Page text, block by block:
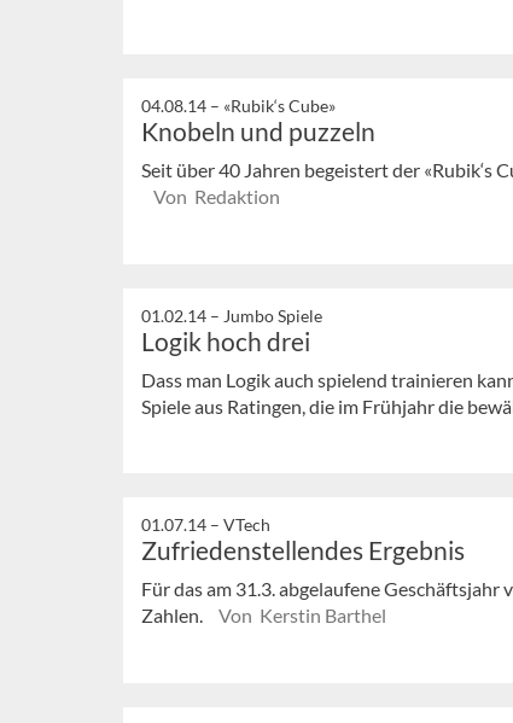
04.08.14 – «Rubik‘s Cube»
Knobeln und puzzeln
Seit über 40 Jahren begeistert der «Rubik‘s
Von Redaktion
01.02.14 – Jumbo Spiele
Logik hoch drei
Dass man Logik auch spielend trainieren
Spiele aus Ratingen, die im Frühjahr die
01.07.14 – VTech
Zufriedenstellendes Ergebnis
Für das am 31.3. abgelaufene
Zahlen.
Von Kerstin Barthel